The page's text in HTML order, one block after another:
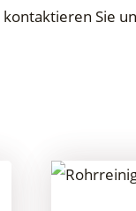
kontaktieren Sie